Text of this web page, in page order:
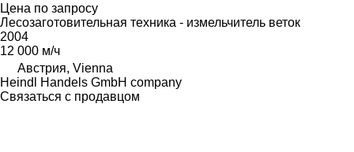
Цена по запросу
Лесозаготовительная техника - измельчитель веток
2004
12 000 м/ч
Австрия, Vienna
Heindl Handels GmbH company
Связаться с продавцом